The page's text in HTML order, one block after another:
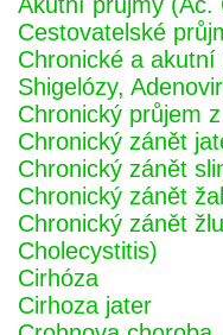
Cestovatelské
Chronické a
Shigelózy,
Chronický průjem
Chronický zánět
Chronický zánět
Chronický zánět
Chronický zánět
Cholecystitis)
Cirhóza
Cirhoza jater